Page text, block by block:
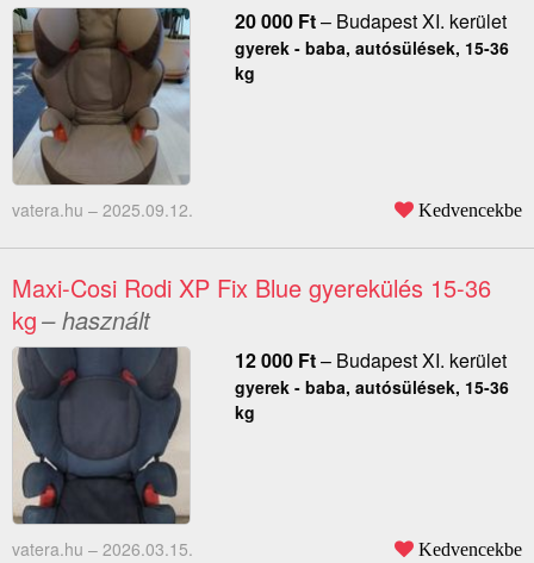
20 000 Ft– Budapest XI. kerület
gyerek - baba, autósülések, 15-36
kg
vatera.hu – 2025.09.12. Kedvencekbe
Maxi-Cosi Rodi XP Fix Blue gyerekülés 15-36
kg– használt
12 000 Ft– Budapest XI. kerület
gyerek - baba, autósülések, 15-36
kg
vatera.hu – 2026.03.15. Kedvencekbe